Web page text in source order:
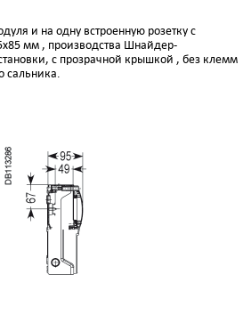
и на одну встроенную розетку с
мм , производства Шнайдер-
с прозрачной крышкой , без клемм
сальника.